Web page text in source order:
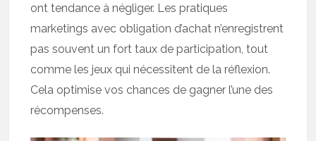
ont tendance à négliger. Les pratiques
marketings avec obligation d’achat n’enregistrent
pas souvent un fort taux de participation, tout
comme les jeux qui nécessitent de la réflexion.
Cela optimise vos chances de gagner l’une des
récompenses.